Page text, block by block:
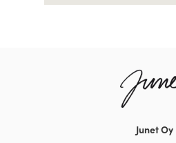
Junet Oy